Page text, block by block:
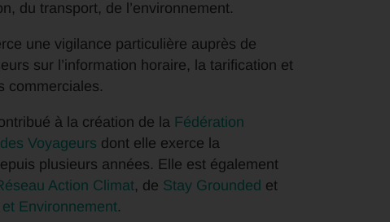
du transport, de l’environnement.
une vigilance particulière auprès de
sur l’information horaire, la tarification et
commerciales.
à la création de la Fédération
Voyageurs dont elle exerce la
plusieurs années. Elle est également
Action Climat, de Stay Grounded et
et Environnement.